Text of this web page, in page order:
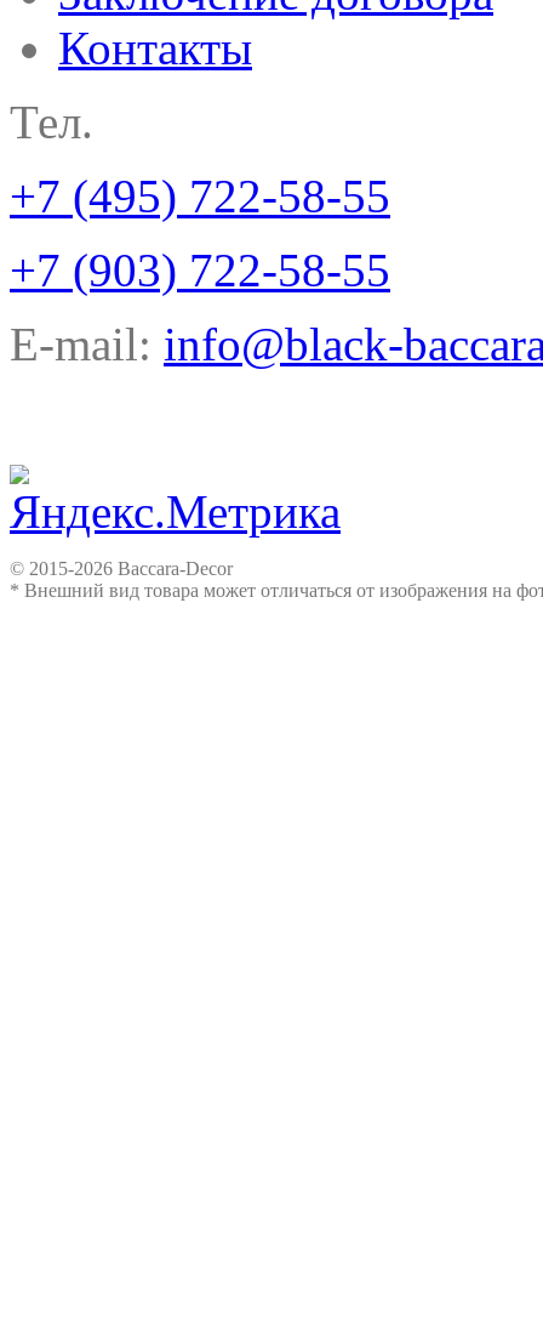
Контакты
Тел.
+7 (495) 722-58-55
+7 (903) 722-58-55
E-mail: info@black-
© 2015-2026 Baccara-Decor
* Внешний вид товара может отличаться от изображения на